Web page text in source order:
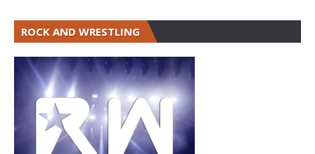
ROCK AND WRESTLING